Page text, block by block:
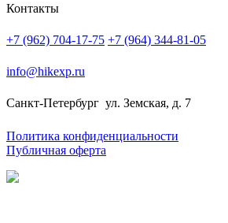
Контакты
+7 (962) 704-17-75 +7 (964) 344-81-05
info@hikexp.ru
Санкт-Петербург ул. Земская, д. 7
Политика конфиденциальности
Публичная оферта